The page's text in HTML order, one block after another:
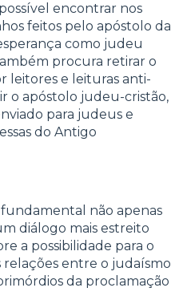
encontrar nos
feitos pelo apóstolo da
como judeu
procura retirar o
leitores e leituras anti-
o apóstolo judeu-cristão,
para judeus e
do Antigo
não apenas
diálogo mais estreito
a possibilidade para o
entre o judaísmo
da proclamação